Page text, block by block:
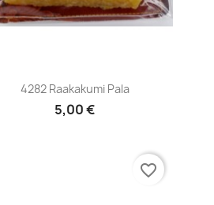
Pikakatselu
4282 Raakakumi Pala
5,00 €
favorite_border